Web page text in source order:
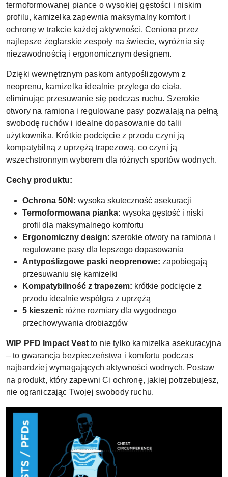
termoformowanej piance o wysokiej gęstości i niskim
profilu, kamizelka zapewnia maksymalny komfort i
ochronę w trakcie każdej aktywności. Ceniona przez
najlepsze żeglarskie zespoły na świecie, wyróżnia się
niezawodnością i ergonomicznym designem.
Dzięki wewnętrznym paskom antypoślizgowym z
neoprenu, kamizelka idealnie przylega do ciała,
eliminując przesuwanie się podczas ruchu. Szerokie
otwory na ramiona i regulowane pasy pozwalają na pełną
swobodę ruchów i idealne dopasowanie do talii
użytkownika. Krótkie podcięcie z przodu czyni ją
kompatybilną z uprzężą trapezową, co czyni ją
wszechstronnym wyborem dla różnych sportów wodnych.
Cechy produktu:
Ochrona 50N: wysoka skuteczność asekuracji
Termoformowana pianka: wysoka gęstość i niski
profil dla maksymalnego komfortu
Ergonomiczny design: szerokie otwory na ramiona i
regulowane pasy dla lepszego dopasowania
Antypoślizgowe paski neoprenowe: zapobiegają
przesuwaniu się kamizelki
Kompatybilność z trapezem: krótkie podcięcie z
przodu idealnie współgra z uprzężą
5 kieszeni: różne rozmiary dla wygodnego
przechowywania drobiazgów
WIP PFD Impact Vestto nie tylko kamizelka asekuracyjna
– to gwarancja bezpieczeństwa i komfortu podczas
najbardziej wymagających aktywności wodnych. Postaw
na produkt, który zapewni Ci ochronę, jakiej potrzebujesz,
nie ograniczając Twojej swobody ruchu.